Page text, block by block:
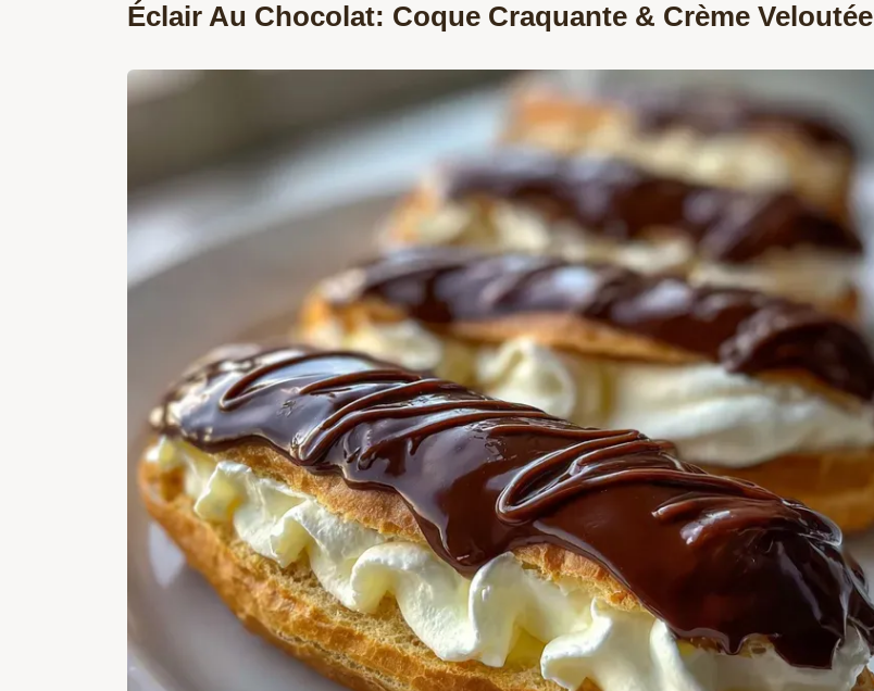
Éclair Au Chocolat: Coque Craquante & Crème Veloutée